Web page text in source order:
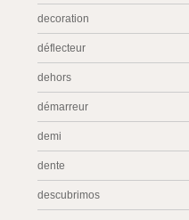
decoration
déflecteur
dehors
démarreur
demi
dente
descubrimos